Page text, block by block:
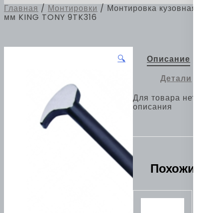
Главная / Монтировки / Монтировка кузовная 405
мм KING TONY 9TK316
🔍
Описание
Детали
Для товара нет
описания
Похожие